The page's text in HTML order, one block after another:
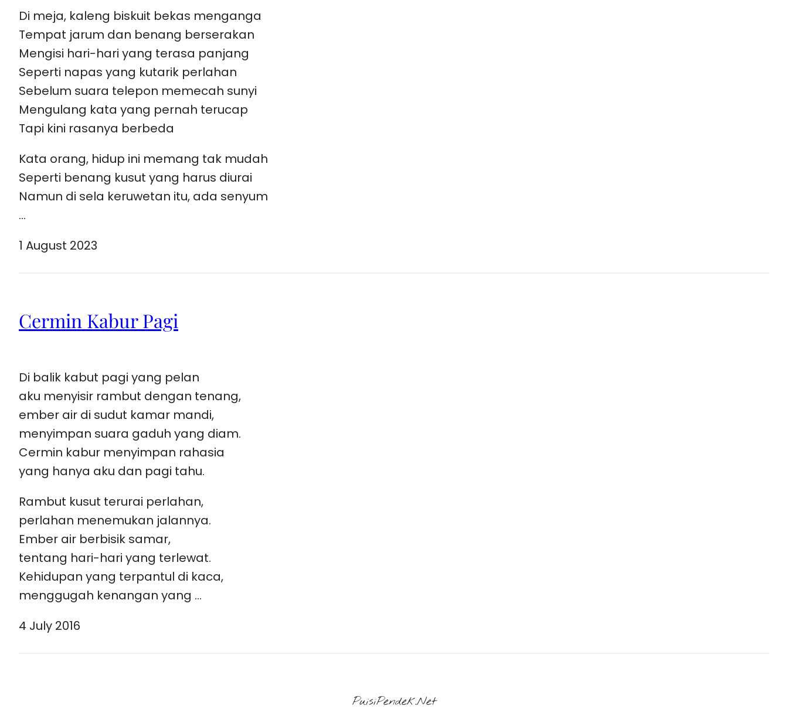
Di meja, kaleng biskuit bekas menganga
Tempat jarum dan benang berserakan
Mengisi hari-hari yang terasa panjang
Seperti napas yang kutarik perlahan
Sebelum suara telepon memecah sunyi
Mengulang kata yang pernah terucap
Tapi kini rasanya berbeda
Kata orang, hidup ini memang tak mudah
Seperti benang kusut yang harus diurai
Namun di sela keruwetan itu, ada senyum
…
1 August 2023
Cermin Kabur Pagi
Di balik kabut pagi yang pelan
aku menyisir rambut dengan tenang,
ember air di sudut kamar mandi,
menyimpan suara gaduh yang diam.
Cermin kabur menyimpan rahasia
yang hanya aku dan pagi tahu.
Rambut kusut terurai perlahan,
perlahan menemukan jalannya.
Ember air berbisik samar,
tentang hari-hari yang terlewat.
Kehidupan yang terpantul di kaca,
menggugah kenangan yang …
4 July 2016
PuisiPendek.Net